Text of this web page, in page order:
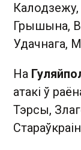
Калодзежу,
Грышына,
Удачнага,
На
атакі ў
Тэрсы,